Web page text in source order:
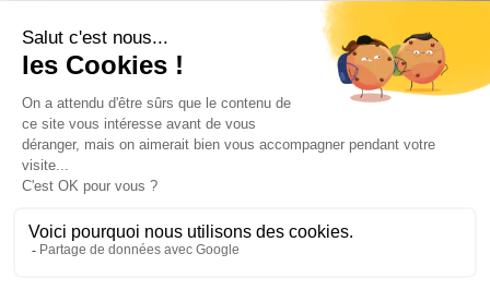
ALARME & SÉCURITÉ
MAISON CONNECTÉE
VISIOPHONE & INTERPHONE
LUMINAIRES & ECLAIRAGE